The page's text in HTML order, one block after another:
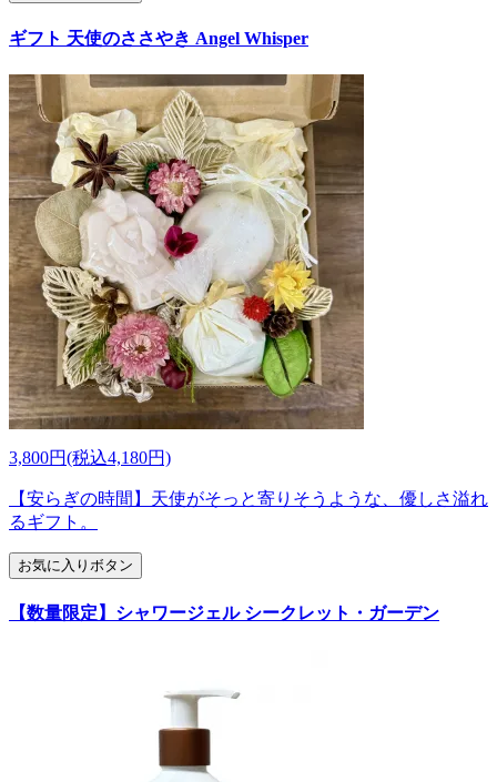
ギフト 天使のささやき Angel Whisper
3,800円(税込4,180円)
【安らぎの時間】天使がそっと寄りそうような、優しさ溢れ
るギフト。
お気に入りボタン
【数量限定】シャワージェル シークレット・ガーデン